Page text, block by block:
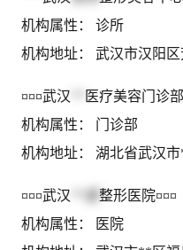
机构属性： 诊所
机构地址： 武汉市汉阳区
¤¤¤武汉
医疗美容门诊
机构属性： 门诊部
机构地址： 湖北省武汉
¤¤¤武汉
整形医院¤¤¤
机构属性： 医院